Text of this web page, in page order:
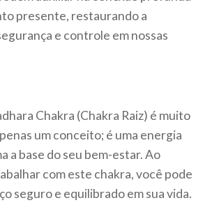
presente, restaurando a
e controle em nossas
Chakra (Chakra Raiz) é muito
um conceito; é uma energia
a base do seu bem-estar. Ao
com este chakra, você pode
seguro e equilibrado em sua vida.